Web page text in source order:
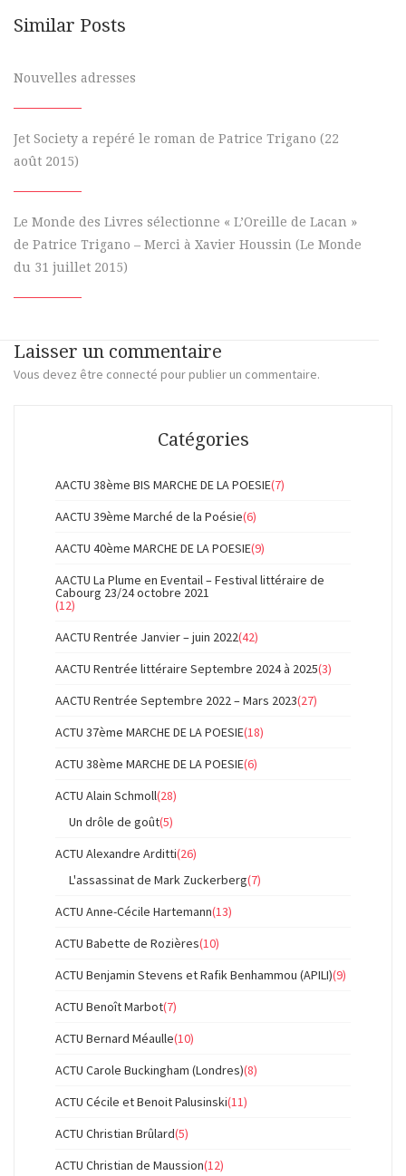
Similar Posts
Nouvelles adresses
Jet Society a repéré le roman de Patrice Trigano (22
août 2015)
Le Monde des Livres sélectionne « L’Oreille de Lacan »
de Patrice Trigano – Merci à Xavier Houssin (Le Monde
du 31 juillet 2015)
Laisser un commentaire
Vous devez être connecté pour publier un commentaire.
Catégories
AACTU 38ème BIS MARCHE DE LA POESIE(7)
AACTU 39ème Marché de la Poésie(6)
AACTU 40ème MARCHE DE LA POESIE(9)
AACTU La Plume en Eventail – Festival littéraire de
Cabourg 23/24 octobre 2021
(12)
AACTU Rentrée Janvier – juin 2022(42)
AACTU Rentrée littéraire Septembre 2024 à 2025(3)
AACTU Rentrée Septembre 2022 – Mars 2023(27)
ACTU 37ème MARCHE DE LA POESIE(18)
ACTU 38ème MARCHE DE LA POESIE(6)
ACTU Alain Schmoll(28)
Un drôle de goût(5)
ACTU Alexandre Arditti(26)
L'assassinat de Mark Zuckerberg(7)
ACTU Anne-Cécile Hartemann(13)
ACTU Babette de Rozières(10)
ACTU Benjamin Stevens et Rafik Benhammou (APILI)(9)
ACTU Benoît Marbot(7)
ACTU Bernard Méaulle(10)
ACTU Carole Buckingham (Londres)(8)
ACTU Cécile et Benoit Palusinski(11)
ACTU Christian Brûlard(5)
ACTU Christian de Maussion(12)